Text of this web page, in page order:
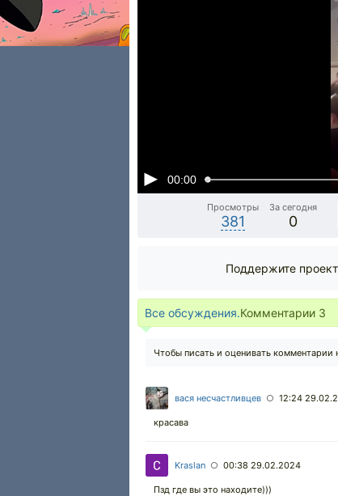
00:00
Просмотры
381
За сегодня
0
Поддержите
Все обсуждения.Комментарии 3
Чтобы писать и оценивать комментарии
вася несчастливцев ○ 12:24
красава
Kraslan ○ 00:38 29.02.2024
Пзд где вы это находите)))